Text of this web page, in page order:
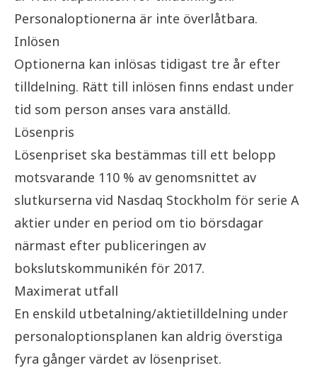
Personaloptionerna är inte överlåtbara.
Inlösen
Optionerna kan inlösas tidigast tre år efter
tilldelning. Rätt till inlösen finns endast under
tid som person anses vara anställd.
Lösenpris
Lösenpriset ska bestämmas till ett belopp
motsvarande 110 % av genomsnittet av
slutkurserna vid Nasdaq Stockholm för serie A
aktier under en period om tio börsdagar
närmast efter publiceringen av
bokslutskommunikén för 2017.
Maximerat utfall
En enskild utbetalning/aktietilldelning under
personaloptionsplanen kan aldrig överstiga
fyra gånger värdet av lösenpriset.